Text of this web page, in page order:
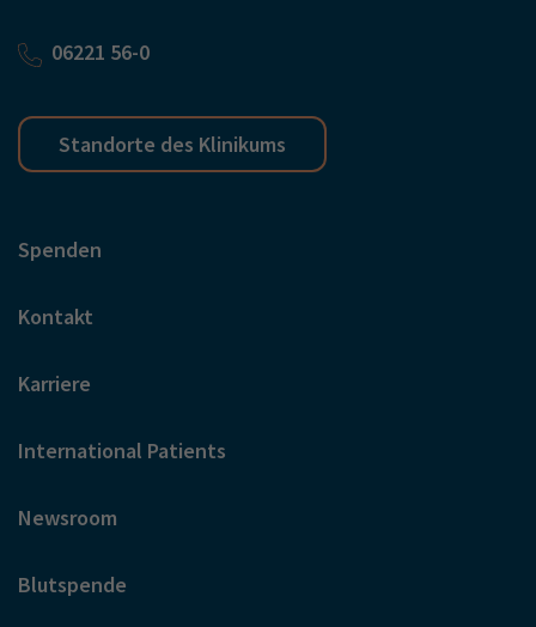
06221 56-0
Standorte des Klinikums
Spenden
Kontakt
Karriere
International Patients
Newsroom
Blutspende